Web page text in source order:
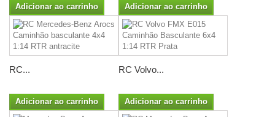
Adicionar ao carrinho Adicionar ao carrinho
RC...
Adicionar ao carrinho
RC Volvo...
Adicionar ao carrinho